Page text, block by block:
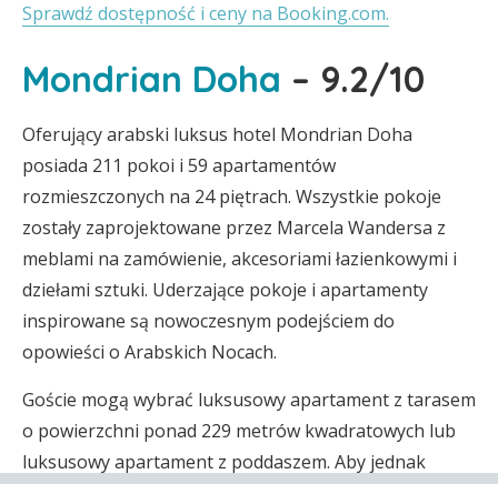
Sprawdź dostępność i ceny na Booking.com.
Mondrian Doha – 9.2/10
Oferujący arabski luksus hotel Mondrian Doha
posiada 211 pokoi i 59 apartamentów
rozmieszczonych na 24 piętrach. Wszystkie pokoje
zostały zaprojektowane przez Marcela Wandersa z
meblami na zamówienie, akcesoriami łazienkowymi i
dziełami sztuki. Uderzające pokoje i apartamenty
inspirowane są nowoczesnym podejściem do
opowieści o Arabskich Nocach.
Goście mogą wybrać luksusowy apartament z tarasem
o powierzchni ponad 229 metrów kwadratowych lub
luksusowy apartament z poddaszem. Aby jednak